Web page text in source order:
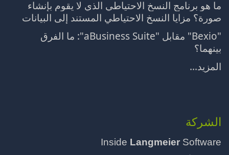
ما هو برنامج النسخ الاحتياطي الذي لا يقوم بإنشاء
صورة؟ مزايا النسخ الاحتياطي المستند إلى البيانات
"Bexio" مقابل "aBusiness Suite": ما الفرق
بينهما؟
المزيد...
الشركة
Inside Langmeier Software